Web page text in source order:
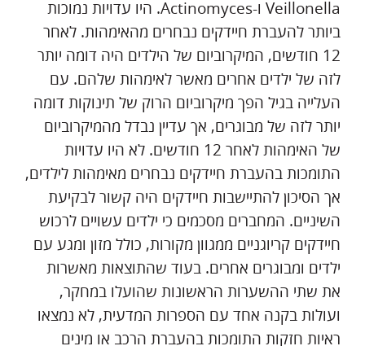
Veillonella ו-Actinomyces. היו עדויות נמוכות
ביותר להעברת חיידקים נבחרים מהאימהות. לאחר
12 חודשים, המיקרוביום של הילדים היה דומה יותר
לזה של ילדים אחרים מאשר לאימהות שלהם. עם
העלייה בגיל הפך מיקרוביום הרוק של תינוקות דומה
יותר לזה של מבוגרים, אך עדיין נבדל מהמיקרוביום
של האימהות לאחר 12 חודשים. לא היו עדויות
התומכות בהעברת חיידקים נבחרים מאימהות לילדים,
אך הסיכון להתיישבות חיידקים היה קשור לבקיעת
השיניים. המחברים מסכמים כי ילדים עשויים לרכוש
חיידקים קריוגניים ממגוון מקורות, כולל מזון ומגע עם
ילדים ומבוגרים אחרים. בעוד שהתוצאות מאשרות
את שתי ההשערות הראשונות שהועלו במחקר,
ועולות בקנה אחד עם הספרות המדעית, לא נמצאו
ראיות חזקות התומכות בהעברת הרכב או מינים